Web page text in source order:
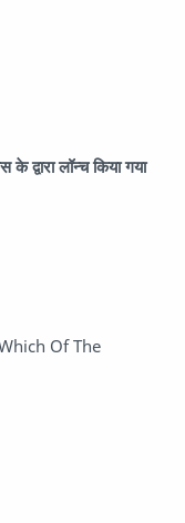
लॉन्च किया गया
Of The